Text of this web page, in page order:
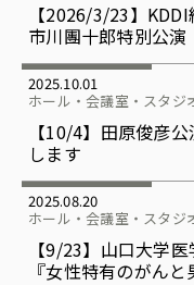
【2026/3/23】
市川團十郎特別公演
2025.10.01
ホール・会議室・スタジ
【10/4】田原俊彦
します
2025.08.20
ホール・会議室・スタジ
【9/23】山口大学
『女性特有のがんと